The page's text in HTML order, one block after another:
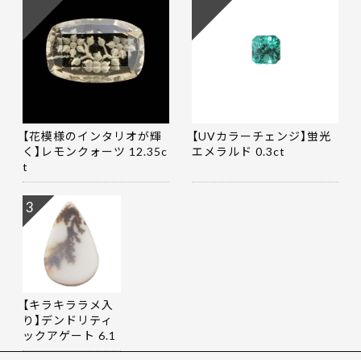
【花模様のインタリオが輝
く】レモンクォーツ 12.35c
t
【UVカラーチェンジ】蛍光
エメラルド 0.3ct
【キラキララメ入
り】デンドリティ
ックアゲート 6.1
9ct
3